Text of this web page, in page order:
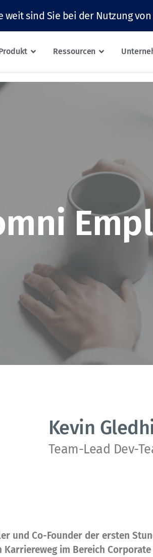
weit sind Sie bei der Nutzung von
Ressourcen
Kevin
Team-Lead Dev-
und Co-Founder der ersten
im Bereich